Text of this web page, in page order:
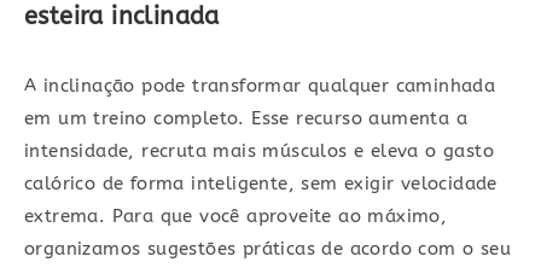
esteira inclinada
A inclinação pode transformar qualquer caminhada
em um treino completo. Esse recurso aumenta a
intensidade, recruta mais músculos e eleva o gasto
calórico de forma inteligente, sem exigir velocidade
extrema. Para que você aproveite ao máximo,
organizamos sugestões práticas de acordo com o seu